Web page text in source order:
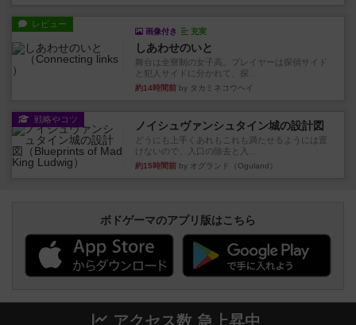
レビュー
画像付き 充実
しあわせのいと
舞台は全寮制の女子高。プレイヤーは探偵サイド
と犯人サイドに分かれて、探...
約14時間前 by タカミネコウヘイ
戦略やコツ ノイシュヴァンシュタイン城の設計図
どうにも上手くあれもこれも満たせるようには置
けないので、入口の除去と入...
約15時間前 by オグランド（Oguland）
ボドゲーマのアプリ版はこちら
アクセス数 急上昇中